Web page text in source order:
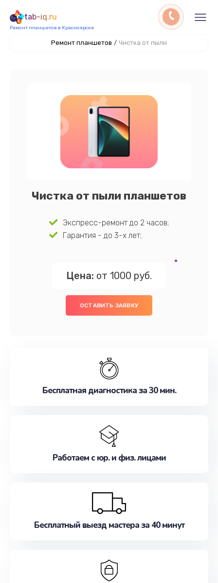
tab-iq.ru
Ремонт планшетов в Красноярске
Ремонт планшетов / Чистка от пыли
Чистка от пыли планшетов
Экспресс-ремонт до 2 часов;
Гарантия - до 3-х лет;
Цена: от 1000 руб.
ОСТАВИТЬ ЗАЯВКУ
Бесплатная диагностика за 30 мин.
Работаем с юр. и физ. лицами
Бесплатный выезд мастера за 40 минут